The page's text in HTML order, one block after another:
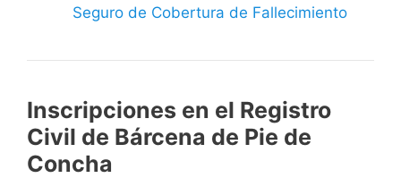
Seguro de Cobertura de Fallecimiento
Inscripciones en el Registro
Civil de Bárcena de Pie de
Concha